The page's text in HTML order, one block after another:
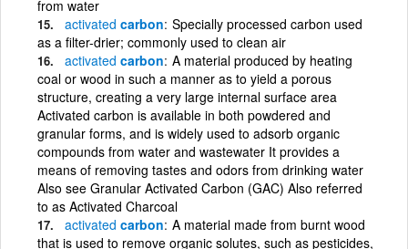
from water
activated carbon Specially processed carbon used
as a filter-drier; commonly used to clean air
activated carbon A material produced by heating
coal or wood in such a manner as to yield a porous
structure, creating a very large internal surface area
Activated carbon is available in both powdered and
granular forms, and is widely used to adsorb organic
compounds from water and wastewater It provides a
means of removing tastes and odors from drinking water
Also see Granular Activated Carbon (GAC) Also referred
to as Activated Charcoal
activated carbon A material made from burnt wood
that is used to remove organic solutes, such as pesticides,